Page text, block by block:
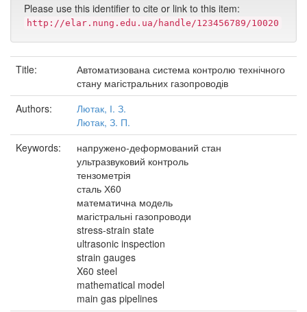
Please use this identifier to cite or link to this item:
http://elar.nung.edu.ua/handle/123456789/10020
Title:
Автоматизована система контролю технічного
стану магістральних газопроводів
Authors:
Лютак, І. З.
Лютак, З. П.
Keywords:
напружено-деформований стан
ультразвуковий контроль
тензометрія
сталь Х60
математична модель
магістральні газопроводи
stress-strain state
ultrasonic inspection
strain gauges
X60 steel
mathematical model
main gas pipelines